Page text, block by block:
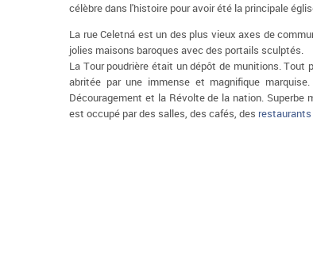
célèbre dans l'histoire pour avoir été la principale
La rue Celetná est un des plus vieux axes de
jolies maisons baroques avec des portails sculptés.
La Tour poudrière était un dépôt de munitions. Tout
abritée par une immense et magnifique
Découragement et la Révolte de la nation. Superbe
est occupé par des salles, des cafés, des restaurants